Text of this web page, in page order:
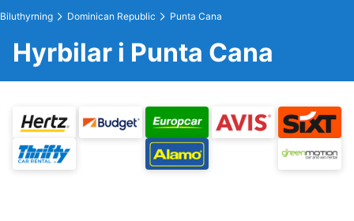
Biluthyrning Dominican Republic Punta Cana
Hyrbilar i Punta Cana